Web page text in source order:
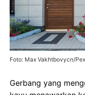
Foto: Max Vakhtbovycn/
Gerbang yang